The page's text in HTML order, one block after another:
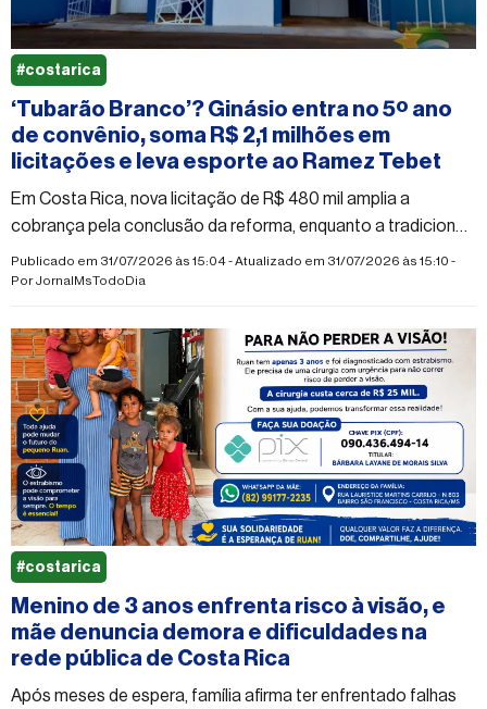
‘Tubarão Branco’? Ginásio entra no 5º ano
de convênio, soma R$ 2,1 milhões em
licitações e leva esporte ao Ramez Tebet
Em Costa Rica, nova licitação de R$ 480 mil amplia a
cobrança pela conclusão da reforma, enquanto a tradicional
Copa Rotary segue fora do calendário esportivo nos últimos
anos.
Publicado em 31/07/2026 às 15:04 - Atualizado em 31/07/2026 às 15:10 -
PorJornalMsTodoDia
#costarica
Menino de 3 anos enfrenta risco à visão, e
mãe denuncia demora e dificuldades na
rede pública de Costa Rica
Após meses de espera, família afirma ter enfrentado falhas
#costarica